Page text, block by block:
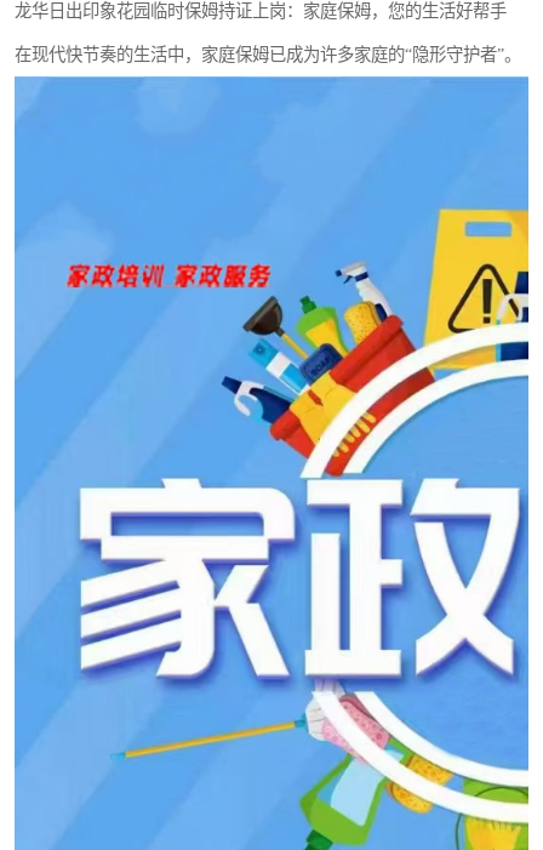
龙华日出印象花园临时保姆持证上岗：家庭保姆，您的生活好帮手
在现代快节奏的生活中，家庭保姆已成为许多家庭的“隐形守护者”。